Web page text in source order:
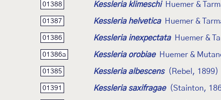
01388 Kessleria klimeschi Huemer &
01387 Kessleria helvetica Huemer &
01386 Kessleria inexpectata Huemer &
01386a Kessleria orobiae Huemer &
01385 Kessleria albescens (Rebel, 1899)
01391 Kessleria saxifragae (Stainton,